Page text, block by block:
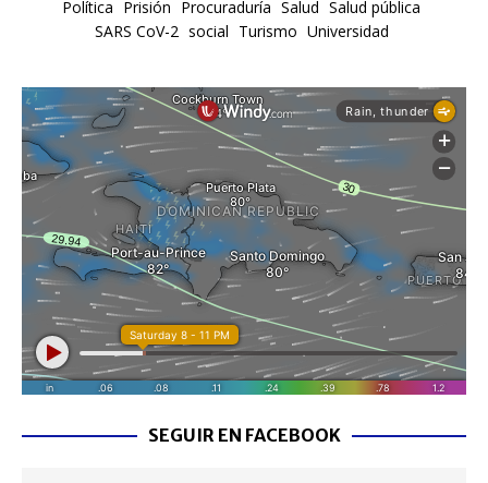
Política Prisión Procuraduría Salud Salud pública
SARS CoV-2 social Turismo Universidad
SEGUIR EN FACEBOOK